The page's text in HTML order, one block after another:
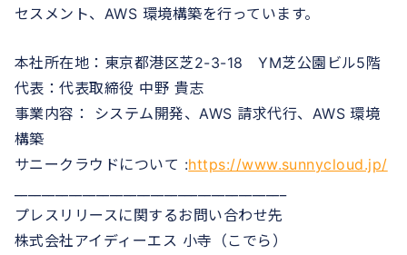
セスメント、AWS 環境構築を行っています。
本社所在地：東京都港区芝2-3-18 YM芝公園ビル5階
代表：代表取締役 中野 貴志
事業内容： システム開発、AWS 請求代行、AWS 環境
構築
サニークラウドについて :https://www.sunnycloud.jp/
プレスリリースに関するお問い合わせ先
株式会社アイディーエス 小寺（こでら）